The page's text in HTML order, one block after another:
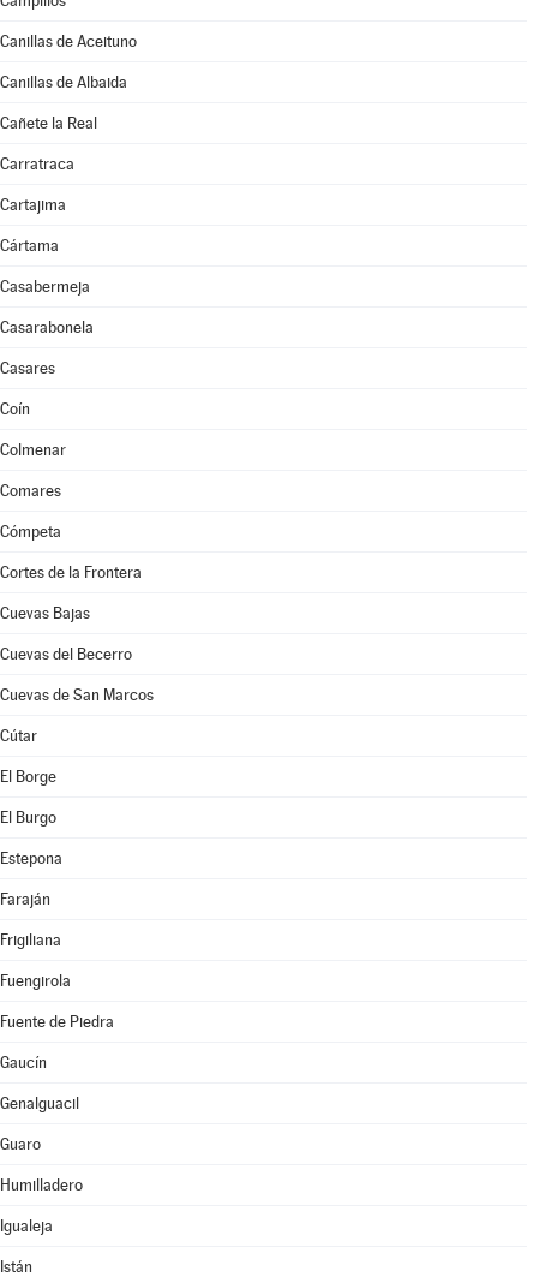
Canillas de Aceituno
Canillas de Albaida
Cañete la Real
Carratraca
Cartajima
Cártama
Casabermeja
Casarabonela
Casares
Coín
Colmenar
Comares
Cómpeta
Cortes de la Frontera
Cuevas Bajas
Cuevas del Becerro
Cuevas de San Marcos
Cútar
El Borge
El Burgo
Estepona
Faraján
Frigiliana
Fuengirola
Fuente de Piedra
Gaucín
Genalguacil
Guaro
Humilladero
Igualeja
Istán